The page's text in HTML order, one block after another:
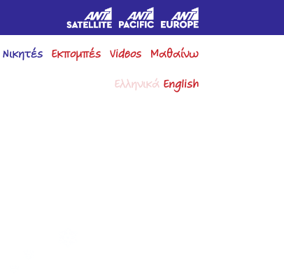
Νικητές Εκπομπές Videos Μαθαίνω
ΕλληνικάEnglish